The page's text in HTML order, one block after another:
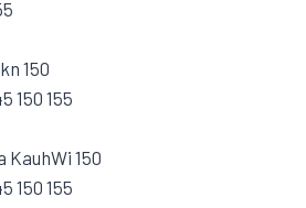
150
150 155
KauhWi 150
150 155